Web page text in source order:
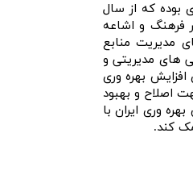
بوده که از سال
فرهنگ و اشاعه
مدیریت منابع
های مدیریتی و
افزایش بهره وری
اصلاح و بهبود
را در انجمن بهره وری ایران با
کند.